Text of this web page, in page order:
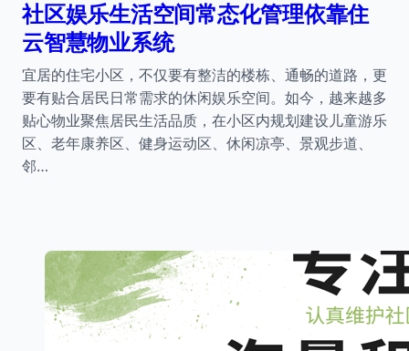
社区娱乐生活空间常态化管理依靠住
云智慧物业系统
宜居的住宅小区，不仅要有整洁的楼栋、通畅的道路，更
要有贴合居民日常需求的休闲娱乐空间。如今，越来越多
贴心物业聚焦居民生活品质，在小区内规划建设儿童游乐
区、老年康养区、健身运动区、休闲凉亭、景观步道、
邻…